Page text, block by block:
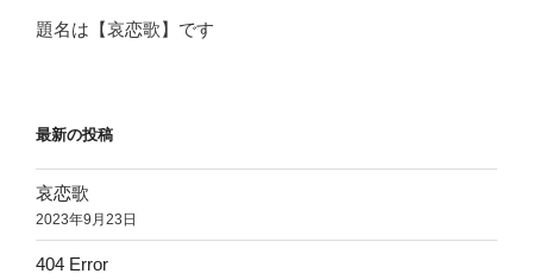
題名は【哀恋歌】です
最新の投稿
哀恋歌
2023年9月23日
404 Error